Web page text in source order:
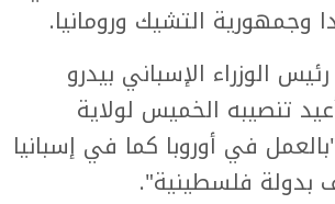
وجمهورية التشيك ورومانيا.
الوزراء الإسباني بيدرو
تنصيبه الخميس لولاية
في أوروبا كما في إسبانيا
بدولة فلسطينية".